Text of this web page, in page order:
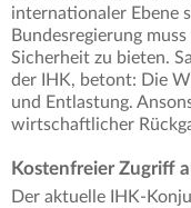
internationaler Ebene
Bundesregierung
Sicherheit zu bieten.
der IHK, betont: Die
und Entlastung.
wirtschaftlicher
Kostenfreier Zugriff
Der aktuelle IHK-